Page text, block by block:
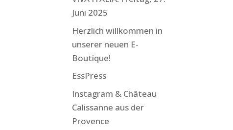
Juni 2025
Herzlich willkommen in
unserer neuen E-
Boutique!
EssPress
Instagram & Château
Calissanne aus der
Provence